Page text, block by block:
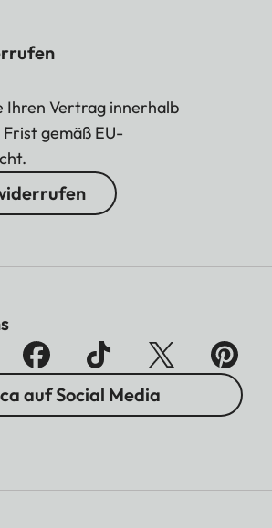
Ihren Vertrag innerhalb
gemäß EU-
auf Social Media